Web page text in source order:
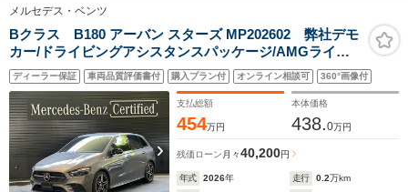
メルセデス・ベンツ
Bクラス B180 アーバン スターズ MP202602 弊社デモ
カー/ドライビングアシスタンスパッケージ/AMGライン/
ナイトパッケージ/レザーARTICO・MICROCUTシート/ア
ドバンスドサウンドシステム/MBUX AR ナビゲーション/
フットトランクオープナー
ディーラー保証 車両品質評価書付 購入プラン付 オンライン相談可 360°画像付
支払総額
454万円
本体価格
438.0万円
残価ローン 月々40,200円
年式 2026年 走行 0.2万km